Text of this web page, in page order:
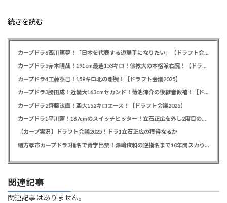
続きを読む
カープドラ6西川篤夢！「日本を代表する遊撃手になりたい」【ドラフト会議2025】
カープドラ5赤木晴哉！191cm最速153キロ！佛教大の本格派右腕！【ドラフト会議2025】
カープドラ4工藤泰己！159キロ北の剛腕！【ドラフト会議2025】
カープドラ3勝田成！近畿大163cmセカンド！菊池涼介の後継者候補！【ドラフト会議2025】
カープドラ2齊藤汰直！亜大152キロエース！【ドラフト会議2025】
カープドラ1平川蓮！187cmのスイッチヒッター！立石正広を外し2度目の重複も新井監督がクジを引き当てる！【ドラフト会議2025】
【カープ実況】ドラフト会議2025！ドラ1立石正広の獲得なるか
緒方孝市カープドラ3指名で青学出禁！澤﨑俊和の逆指名まで10年間スカウト出禁
関連記事
関連記事はありません。